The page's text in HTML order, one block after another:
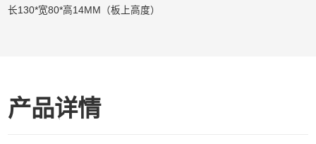
长130*宽80*高14MM（板上高度）
产品详情